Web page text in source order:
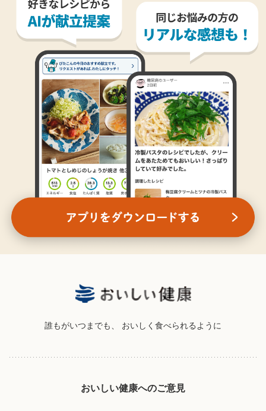
誰もがいつまでも、 おいしく食べられるように
おいしい健康へのご意見